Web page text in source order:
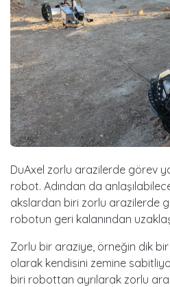
DuAxel zorlu arazilerde görev
robot. Adından da
akslardan biri zorlu arazilerde
robotun geri kalanından
Zorlu bir araziye, örneğin dik
olarak kendisini zemine
biri robottan ayrılarak zorlu